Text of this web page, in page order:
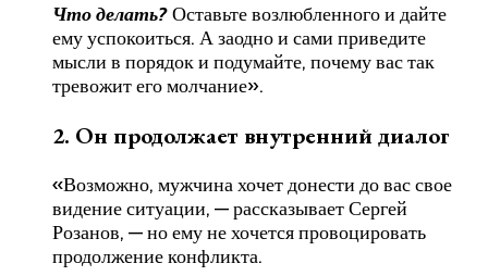
Что делать?Оставьте возлюбленного и дайте
ему успокоиться. А заодно и сами приведите
мысли в порядок и подумайте, почему вас так
тревожит его молчание».
2. Он продолжает внутренний диалог
«Возможно, мужчина хочет донести до вас свое
видение ситуации, — рассказывает Сергей
Розанов, — но ему не хочется провоцировать
продолжение конфликта.